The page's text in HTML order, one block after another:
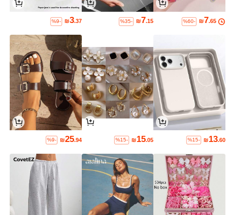
₪7.65
%60-
₪7.15
%35-
₪3.37
%9-
₪13.60
%15-
₪15.05
%15-
₪25.94
%9-